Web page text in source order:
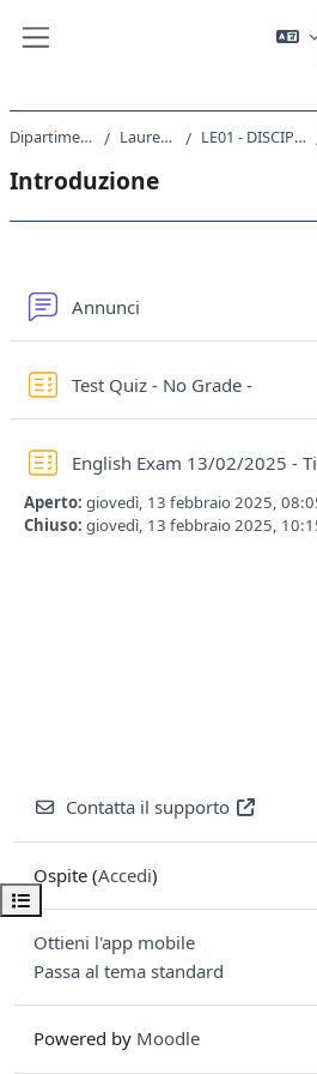
Apri indice del corso
Dipartimento di Studi Umanistici Laurea triennale (DM270) LE01 - DISCIPLINE STORICHE E FILOSOFICHE
Introduzione
Annunci
Test Quiz - No Grade -
English Exam 13/02/2025 -
Aperto: giovedì, 13 febbraio 2025,
Chiuso: giovedì, 13 febbraio 2025,
Contatta il supporto
Ospite (Accedi)
Ottieni l'app mobile
Passa al tema standard
Powered by Moodle